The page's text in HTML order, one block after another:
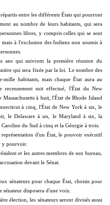
entre les différents États qui pourront
au nombre de leurs habitants, qui sera
libres, y compris celles qui se sont
à l'exclusion des Indiens non soumis à
ans qui suivront la première réunion du
qui sera fixée par la loi. Le nombre des
mille habitants, mais chaque État aura au
soit effectué, l'État du New
à huit, l'État de Rhode Island
à cinq, l'État de New York à six, le
le Delaware à un, le Maryland à six, la
du Sud à cinq et la Géorgie à trois.
d'un État, le pouvoir exécutif
y pourvoir.
et les autres membres de son bureau,
devant le Sénat.
sénateurs pour chaque État, choisis pour
sénateur disposera d'une voix.
élection, les sénateurs seront divisés aussi